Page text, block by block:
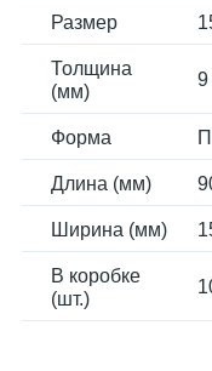
Размер
Толщина
(мм)
9
Форма
Длина (мм)
Ширина (мм)
В коробке
(шт.)